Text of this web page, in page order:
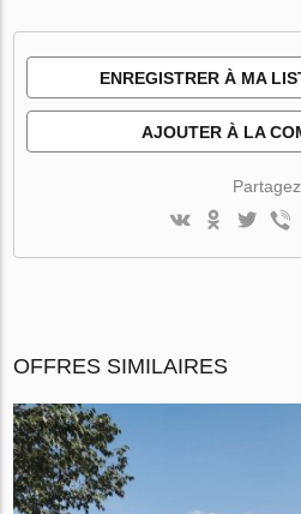
ENREGISTRER À MA
AJOUTER À LA
OFFRES SIMILAIRES